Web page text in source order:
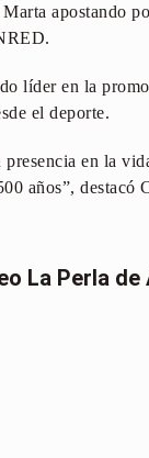
apostando
líder en la
el deporte.
en la
años”, destacó
La Perla de